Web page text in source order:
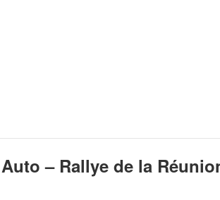
– Rallye de la